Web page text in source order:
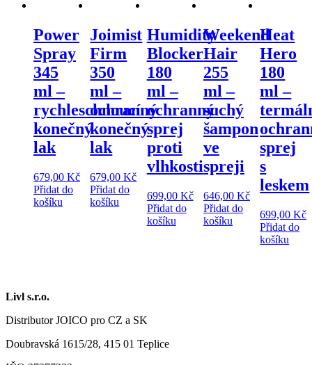
Power
Spray
345
ml –
rychleschnoucí
konečný
lak
679,00 Kč
Přidat do
košíku
Joimist
Firm
350
ml –
ochranný
konečný
lak
679,00Kč
Přidat do
košíku
Humidity
Blocker
180
ml –
ochranný
sprej
proti
vlhkosti
699,00 Kč
Přidat do
košíku
Weekend
Hair
255
ml –
suchý
šampon
ve
spreji
646,00 Kč
Přidat do
košíku
Heat
Hero
180
ml –
sprej
s
leskem
699,00Kč
Přidat do
košíku
Livl s.r.o.
Distributor JOICO pro CZ a SK
Doubravská 1615/28, 415 01 Teplice